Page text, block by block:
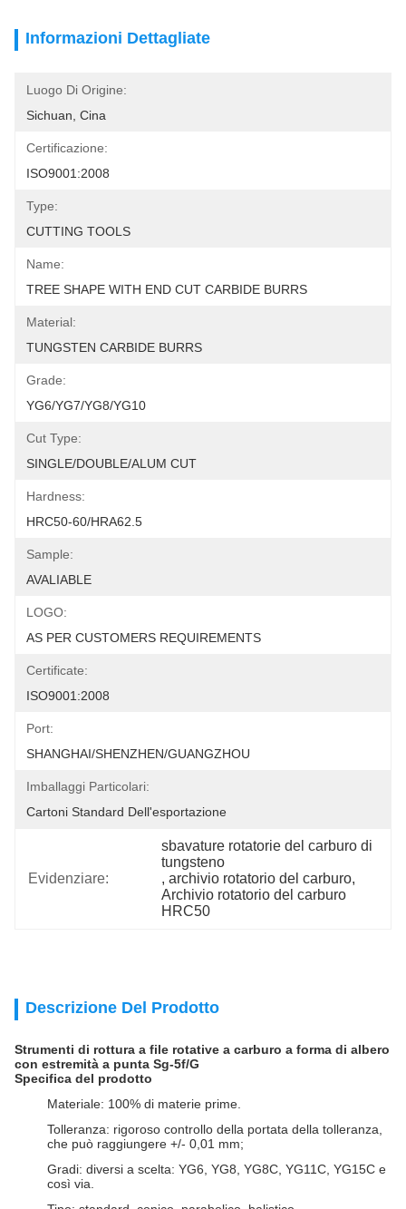
Informazioni Dettagliate
Luogo Di Origine:
Sichuan, Cina
Certificazione:
ISO9001:2008
Type:
CUTTING TOOLS
Name:
TREE SHAPE WITH END CUT CARBIDE BURRS
Material:
TUNGSTEN CARBIDE BURRS
Grade:
YG6/YG7/YG8/YG10
Cut Type:
SINGLE/DOUBLE/ALUM CUT
Hardness:
HRC50-60/HRA62.5
Sample:
AVALIABLE
LOGO:
AS PER CUSTOMERS REQUIREMENTS
Certificate:
ISO9001:2008
Port:
SHANGHAI/SHENZHEN/GUANGZHOU
Imballaggi Particolari:
Cartoni Standard Dell'esportazione
Evidenziare:
sbavature rotatorie del carburo di
tungsteno
, archivio rotatorio del carburo,
Archivio rotatorio del carburo
HRC50
Descrizione Del Prodotto
Strumenti di rottura a file rotative a carburo a forma di albero
con estremità a punta Sg-5f/G
Specifica del prodotto
Materiale: 100% di materie prime.
Tolleranza: rigoroso controllo della portata della tolleranza,
che può raggiungere +/- 0,01 mm;
Gradi: diversi a scelta: YG6, YG8, YG8C, YG11C, YG15C e
così via.